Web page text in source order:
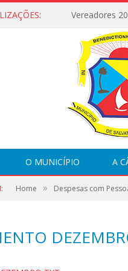
Vereadores
O MUNICÍPIO A
Home » Despesas com